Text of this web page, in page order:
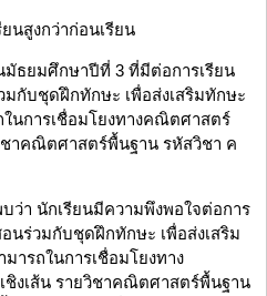
นสูงกว่าก่อนเรียน
มัธยมศึกษาปีที่ 3 ที่มีต่อการเรียน
กับชุดฝึกทักษะ เพื่อส่งเสริมทักษะ
นการเชื่อมโยงทางคณิตศาสตร์
ชาคณิตศาสตร์พื้นฐาน รหัสวิชา ค
า นักเรียนมีความพึงพอใจต่อการ
นร่วมกับชุดฝึกทักษะ เพื่อส่งเสริม
ารถในการเชื่อมโยงทาง
ชิงเส้น รายวิชาคณิตศาสตร์พื้นฐาน